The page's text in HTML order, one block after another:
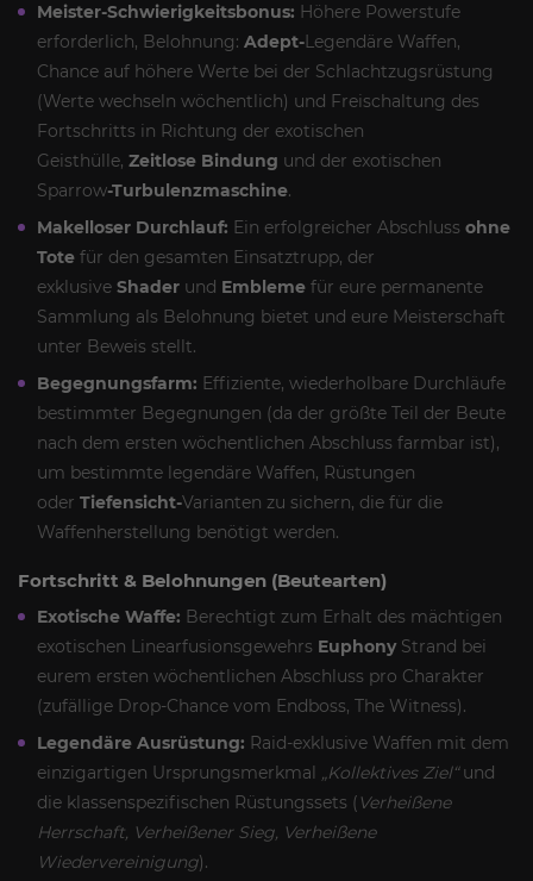
Meister-Schwierigkeitsbonus: Höhere Powerstufe
erforderlich, Belohnung: Adept-Legendäre Waffen,
Chance auf höhere Werte bei der Schlachtzugsrüstung
(Werte wechseln wöchentlich) und Freischaltung des
Fortschritts in Richtung der exotischen
Geisthülle, Zeitlose Bindung und der exotischen
Sparrow-Turbulenzmaschine.
Makelloser Durchlauf: Ein erfolgreicher Abschluss ohne
Tote für den gesamten Einsatztrupp, der
exklusive Shader und Embleme für eure permanente
Sammlung als Belohnung bietet und eure Meisterschaft
unter Beweis stellt.
Begegnungsfarm: Effiziente, wiederholbare Durchläufe
bestimmter Begegnungen (da der größte Teil der Beute
nach dem ersten wöchentlichen Abschluss farmbar ist),
um bestimmte legendäre Waffen, Rüstungen
oder Tiefensicht-Varianten zu sichern, die für die
Waffenherstellung benötigt werden.
Fortschritt & Belohnungen (Beutearten)
Exotische Waffe: Berechtigt zum Erhalt des mächtigen
exotischen Linearfusionsgewehrs EuphonyStrand bei
eurem ersten wöchentlichen Abschluss pro Charakter
(zufällige Drop-Chance vom Endboss, The Witness).
Legendäre Ausrüstung: Raid-exklusive Waffen mit dem
einzigartigen Ursprungsmerkmal „Kollektives Ziel“und
die klassenspezifischen Rüstungssets ( Verheißene
Herrschaft, Verheißener Sieg, Verheißene
Wiedervereinigung).